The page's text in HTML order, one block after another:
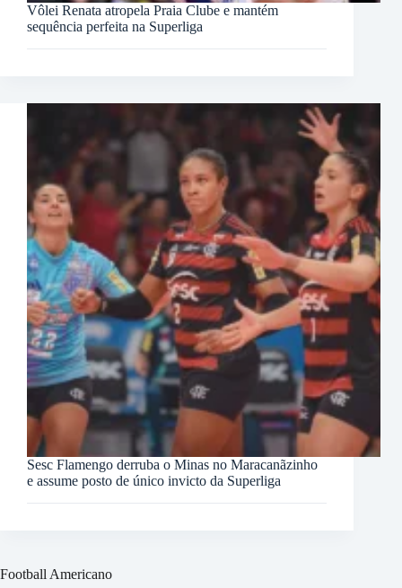
Vôlei Renata atropela Praia Clube e mantém
sequência perfeita na Superliga
Sesc Flamengo derruba o Minas no Maracanãzinho
e assume posto de único invicto da Superliga
Football Americano